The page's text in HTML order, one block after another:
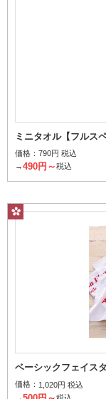
1個当たり
その他条件で探
桜柄パッケージ
ミニタオル【フルス
価格： 790円 税込
→490円～税込
ベーシックフェイス
価格： 1,020円 税込